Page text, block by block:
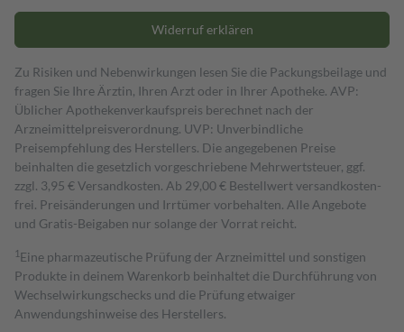
Widerruf erklären
Zu Risiken und Nebenwirkungen lesen Sie die Packungsbeilage und
fragen Sie Ihre Ärztin, Ihren Arzt oder in Ihrer Apotheke. AVP:
Üblicher Apothekenverkaufspreis berechnet nach der
Arzneimittelpreisverordnung. UVP: Unverbindliche
Preisempfehlung des Herstellers. Die angegebenen Preise
beinhalten die gesetzlich vorgeschriebene Mehrwertsteuer, ggf.
zzgl. 3,95 € Versandkosten. Ab 29,00 € Bestell­wert versand­kosten­
frei. Preisänderungen und Irrtümer vorbehalten. Alle Angebote
und Gratis-Beigaben nur solange der Vorrat reicht.
1 Eine pharmazeutische Prüfung der Arzneimittel und sonstigen
Produkte in deinem Warenkorb beinhaltet die Durchführung von
Wechselwirkungschecks und die Prüfung etwaiger
Anwendungshinweise des Herstellers.